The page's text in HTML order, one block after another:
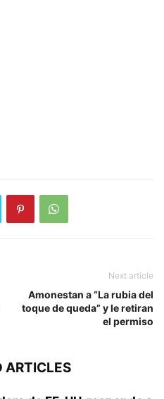
Next article
Amonestan a “La rubia del
toque de queda” y le retiran
el permiso
ARTICLES